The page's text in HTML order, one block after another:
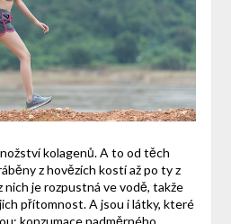
kolagenů. A to od těch
z hovězích kostí až po ty z
nich je rozpustná ve vodě, takže
přítomnost. A jsou i látky, které